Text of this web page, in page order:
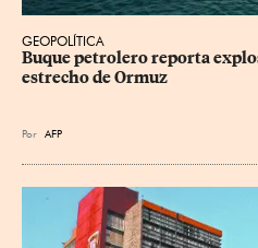
GEOPOLÍTICA
Buque petrolero reporta
estrecho de Ormuz
Por AFP